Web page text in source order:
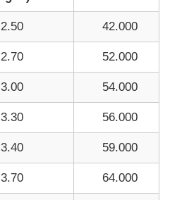
2.50 42.000
2.70 52.000
3.00 54.000
3.30 56.000
3.40 59.000
3.70 64.000